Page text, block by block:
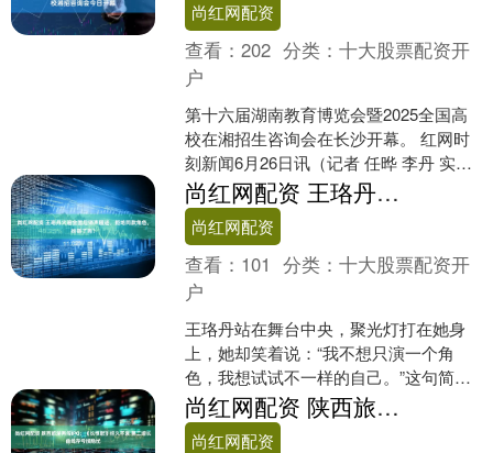
尚红网配资
查看：202 分类：十大股票配资开
户
第十六届湖南教育博览会暨2025全国高
校在湘招生咨询会在长沙开幕。 红网时
刻新闻6月26日讯（记者 任晔 李丹 实习
生 周子怡）6月26日，正值湖南省2025
年....
尚红网配资 王珞丹火遍全国后销声匿迹，拒绝同款角色，她错了吗？
尚红网配资
查看： 101 分类：十大股票配资开
户
王珞丹站在舞台中央，聚光灯打在她身
上，她却笑着说：“我不想只演一个角
色，我想试试不一样的自己。”这句简单
的话，点燃了无数观众的好奇心。她从
《奋斗》里那个活泼可爱....
尚红网配资 陕西旅游再闯IPO：《长恨歌》经久不衰 第二增长曲线存亏损隐忧
尚红网配资